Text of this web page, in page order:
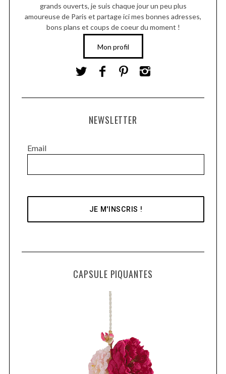
grands ouverts, je suis chaque jour un peu plus
amoureuse de Paris et partage ici mes bonnes adresses,
bons plans et coups de coeur du moment !
Mon profil
NEWSLETTER
Email
CAPSULE PIQUANTES